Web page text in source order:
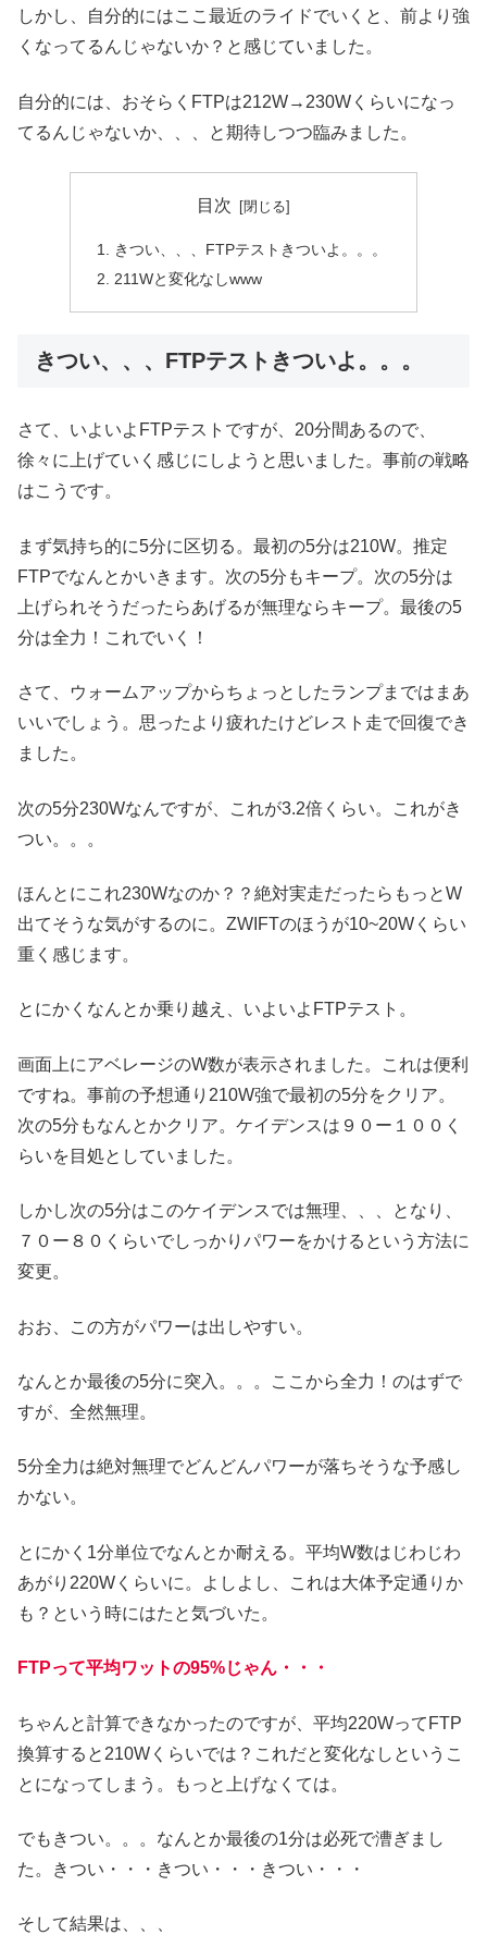
しかし、自分的にはここ最近のライドでいくと、前より強
くなってるんじゃないか？と感じていました。
自分的には、おそらくFTPは212W→230Wくらいになっ
てるんじゃないか、、、と期待しつつ臨みました。
目次
きつい、、、FTPテストきついよ。。。
211Wと変化なしwww
きつい、、、FTPテストきついよ。。。
さて、いよいよFTPテストですが、20分間あるので、
徐々に上げていく感じにしようと思いました。事前の戦略
はこうです。
まず気持ち的に5分に区切る。最初の5分は210W。推定
FTPでなんとかいきます。次の5分もキープ。次の5分は
上げられそうだったらあげるが無理ならキープ。最後の5
分は全力！これでいく！
さて、ウォームアップからちょっとしたランプまではまあ
いいでしょう。思ったより疲れたけどレスト走で回復でき
ました。
次の5分230Wなんですが、これが3.2倍くらい。これがき
つい。。。
ほんとにこれ230Wなのか？？絶対実走だったらもっとW
出てそうな気がするのに。ZWIFTのほうが10~20Wくらい
重く感じます。
とにかくなんとか乗り越え、いよいよFTPテスト。
画面上にアベレージのW数が表示されました。これは便利
ですね。事前の予想通り210W強で最初の5分をクリア。
次の5分もなんとかクリア。ケイデンスは９０ー１００く
らいを目処としていました。
しかし次の5分はこのケイデンスでは無理、、、となり、
７０ー８０くらいでしっかりパワーをかけるという方法に
変更。
おお、この方がパワーは出しやすい。
なんとか最後の5分に突入。。。ここから全力！のはずで
すが、全然無理。
5分全力は絶対無理でどんどんパワーが落ちそうな予感し
かない。
とにかく1分単位でなんとか耐える。平均W数はじわじわ
あがり220Wくらいに。よしよし、これは大体予定通りか
も？という時にはたと気づいた。
FTPって平均ワットの95%じゃん・・・
ちゃんと計算できなかったのですが、平均220WってFTP
換算すると210Wくらいでは？これだと変化なしというこ
とになってしまう。もっと上げなくては。
でもきつい。。。なんとか最後の1分は必死で漕ぎまし
た。きつい・・・きつい・・・きつい・・・
そして結果は、、、